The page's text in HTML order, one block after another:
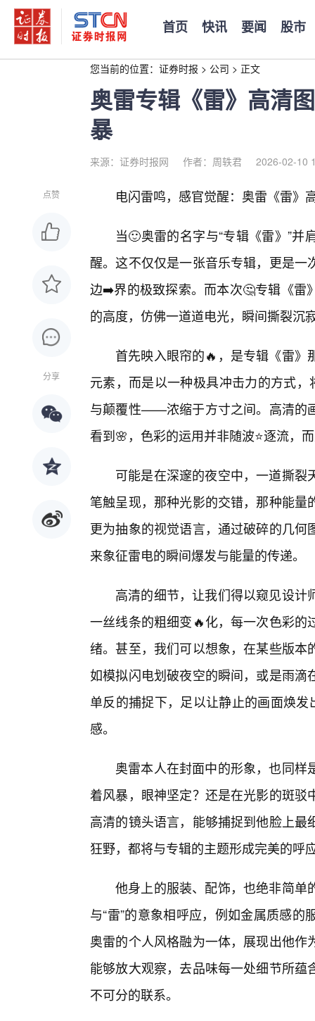
首页 快讯 要闻 股市
您当前的位置： 证券时报 > 公司 > 正文
奥雷专辑《雷》高清
暴
来源：证券时报网 作者：周轶君 2026-02-10
点赞
分享
电闪雷鸣，感官觉醒：奥雷《雷》
当🙂奥雷的名字与“专辑《雷》”
醒。这不仅仅是一张音乐专辑，更是
边➡️界的极致探索。而本次🤔专辑《雷
的高度，仿佛一道道电光，瞬间撕裂沉
首先映入眼帘的🔥，是专辑《雷
元素，而是以一种极具冲击力的方式
与颠覆性——浓缩于方寸之间。高清的
看到🌸，色彩的运用并非随波⭐逐流，
可能是在深邃的夜空中，一道撕
笔触呈现，那种光影的交错，那种能
更为抽象的视觉语言，通过破碎的几
来象征雷电的瞬间爆发与能量的传递。
高清的细节，让我们得以窥见设
一丝线条的粗细变🔥化，每一次色彩
绪。甚至，我们可以想象，在某些版
如模拟闪电划破夜空的瞬间，或是雨
单反的捕捉下，足以让静止的画面焕
感。
奥雷本人在封面中的形象，也同
着风暴，眼神坚定？还是在光影的斑
高清的镜头语言，能够捕捉到他脸上
狂野，都将与专辑的主题形成完美的呼
他身上的服装、配饰，也绝非简单
与“雷”的意象相呼应，例如金属质感
奥雷的个人风格融为一体，展现出他
能够放大观察，去品味每一处细节所
不可分的联系。